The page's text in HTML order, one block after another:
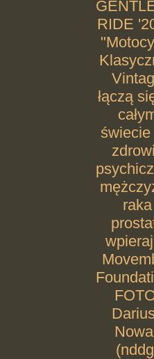
RIDE
łączą
świecie
raka